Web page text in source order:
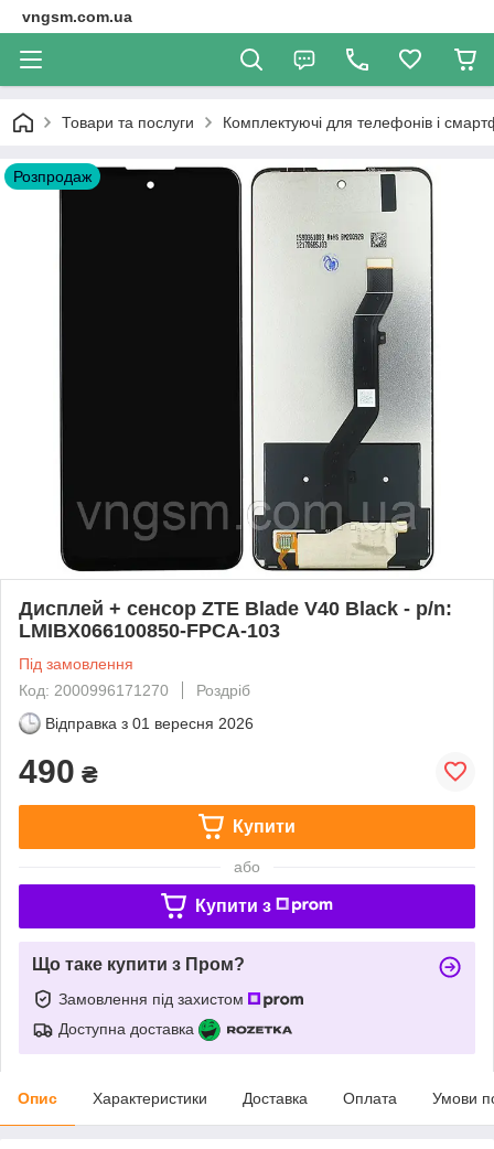
vngsm.com.ua
Товари та послуги Комплектуючі для телефонів і
Розпродаж
Дисплей + сенсор ZTE Blade V40 Black - p/n:
LMIBX066100850-FPCA-103
Під замовлення
Код: 2000996171270
Роздріб
Відправка з 01 вересня 2026
490 ₴
Купити
або
Купити з
Що таке купити з Пром?
Замовлення під захистом
Доступна доставка
Опис Характеристики Доставка Оплата Умови